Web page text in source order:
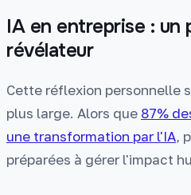
IA en entreprise : un
révélateur
Cette réflexion personnelle
plus large. Alors que 87%
une transformation par l'IA,
préparées à gérer l'impact